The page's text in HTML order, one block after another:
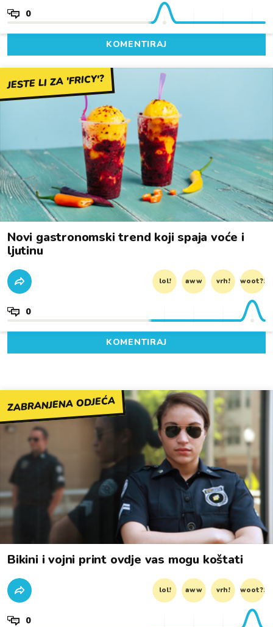
0
KOMENTIRAJ
JESTE LI ZA 'FRICY'?
Novi gastronomski trend koji spaja voće i
ljutinu
lol! aww vrh! woot?!
0
KOMENTIRAJ
ZABRANJENA ODJEĆA
Bikini i vojni print ovdje vas mogu koštati
lol! aww vrh! woot?!
0